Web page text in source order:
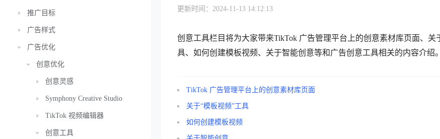
推广目标
广告样式
广告优化
创意优化
创意灵感
Symphony Creative Studio
TikTok 视频编辑器
创意工具
更新时间：2024-11-13 14:12:13
创意工具栏目将为大家带来TikTok 广告管理平台上的创意素材库页面、关
具、如何创建模板视频、关于智能创意等和广告创意工具相关的内容介绍。
TikTok 广告管理平台上的创意素材库页面
关于“模板视频”工具
如何创建模板视频